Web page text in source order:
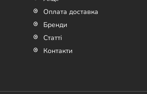
Оплата доставка
Бренди
Статті
Контакти